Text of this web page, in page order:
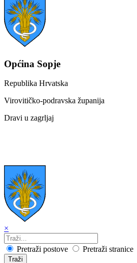
Općina Sopje
Republika Hrvatska
Virovitičko-podravska županija
Dravi u zagrljaj
×
Pretraži postove Pretraži stranice
Traži